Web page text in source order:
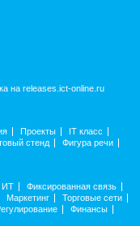
на releases.ict-online.ru
Проекты
IT класс
стенд
Фигура речи
ИТ
Фиксированная связь
Маркетинг
Торговые сети
Финансы